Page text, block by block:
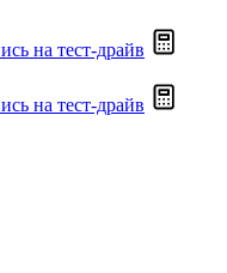
на тест-драйв
на тест-драйв